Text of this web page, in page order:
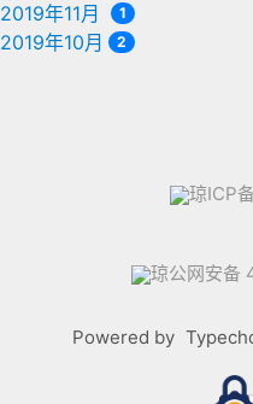
2019年11月 1
2019年10月 2
琼ICP
琼公网安备
Powered by